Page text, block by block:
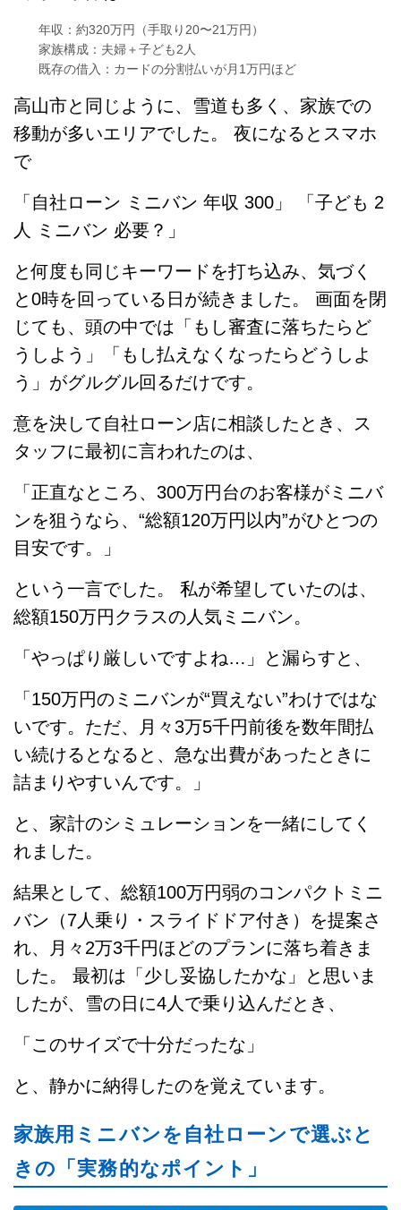
年収：約320万円（手取り20〜21万円）
家族構成：夫婦＋子ども2人
既存の借入：カードの分割払いが月1万円ほど
高山市と同じように、雪道も多く、家族での
移動が多いエリアでした。 夜になるとスマホ
で
「自社ローン ミニバン 年収 300」 「子ども 2
人 ミニバン 必要？」
と何度も同じキーワードを打ち込み、気づく
と0時を回っている日が続きました。 画面を閉
じても、頭の中では「もし審査に落ちたらど
うしよう」「もし払えなくなったらどうしよ
う」がグルグル回るだけです。
意を決して自社ローン店に相談したとき、ス
タッフに最初に言われたのは、
「正直なところ、300万円台のお客様がミニバ
ンを狙うなら、“総額120万円以内”がひとつの
目安です。」
という一言でした。 私が希望していたのは、
総額150万円クラスの人気ミニバン。
「やっぱり厳しいですよね…」と漏らすと、
「150万円のミニバンが“買えない”わけではな
いです。ただ、月々3万5千円前後を数年間払
い続けるとなると、急な出費があったときに
詰まりやすいんです。」
と、家計のシミュレーションを一緒にしてく
れました。
結果として、総額100万円弱のコンパクトミニ
バン（7人乗り・スライドドア付き）を提案さ
れ、月々2万3千円ほどのプランに落ち着きま
した。 最初は「少し妥協したかな」と思いま
したが、雪の日に4人で乗り込んだとき、
「このサイズで十分だったな」
と、静かに納得したのを覚えています。
家族用ミニバンを自社ローンで選ぶと
きの「実務的なポイント」